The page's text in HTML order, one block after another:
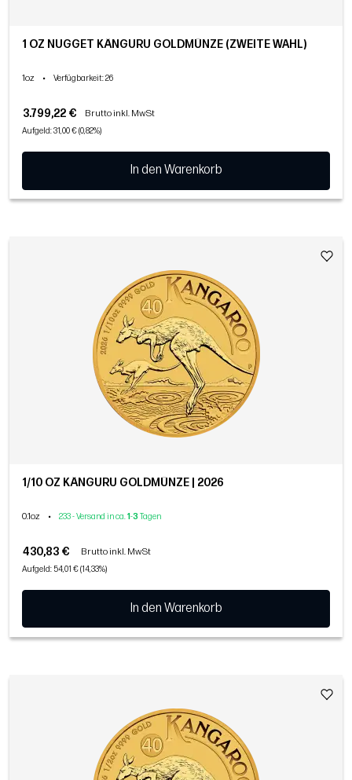
1 OZ NUGGET KÄNGURU GOLDMÜNZE (ZWEITE WAHL)
1oz • Verfügbarkeit: 26
3.799,22 € Brutto inkl. MwSt
Aufgeld: 31,00 € (0,82%)
In den Warenkorb
1/10 OZ KÄNGURU GOLDMÜNZE | 2026
0.1oz • 233 - Versand in ca.1-3 Tagen
430,83 € Brutto inkl. MwSt
Aufgeld: 54,01 € (14,33%)
In den Warenkorb